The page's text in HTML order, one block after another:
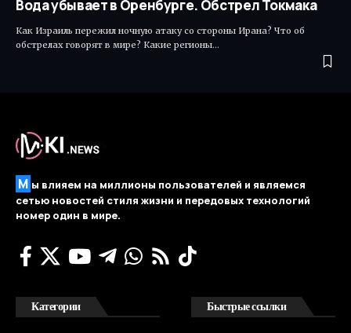
Вода убывает в Оренбурге. Обстрел Токмака
Как Израиль пережил ночную атаку со стороны Ирана? Что об
обстрелах говорят в мире? Какие регионы…
М ы влияем на миллионы пользователей и являемся
сетью новостей стиля жизни и передовых технологий
номер один в мире.
Категории Быстрые ссылки